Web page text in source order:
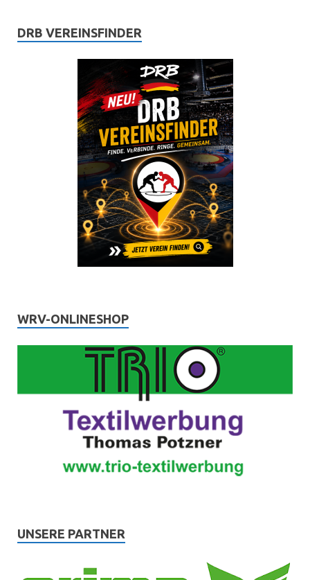
DRB VEREINSFINDER
WRV-ONLINESHOP
UNSERE PARTNER